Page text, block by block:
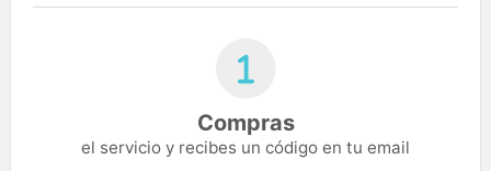
Compras
el servicio y recibes un código en tu email